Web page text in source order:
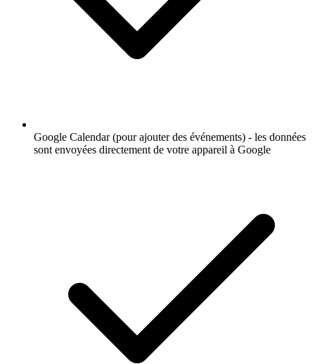
Google Calendar (pour ajouter des événements) - les données
sont envoyées directement de votre appareil à Google